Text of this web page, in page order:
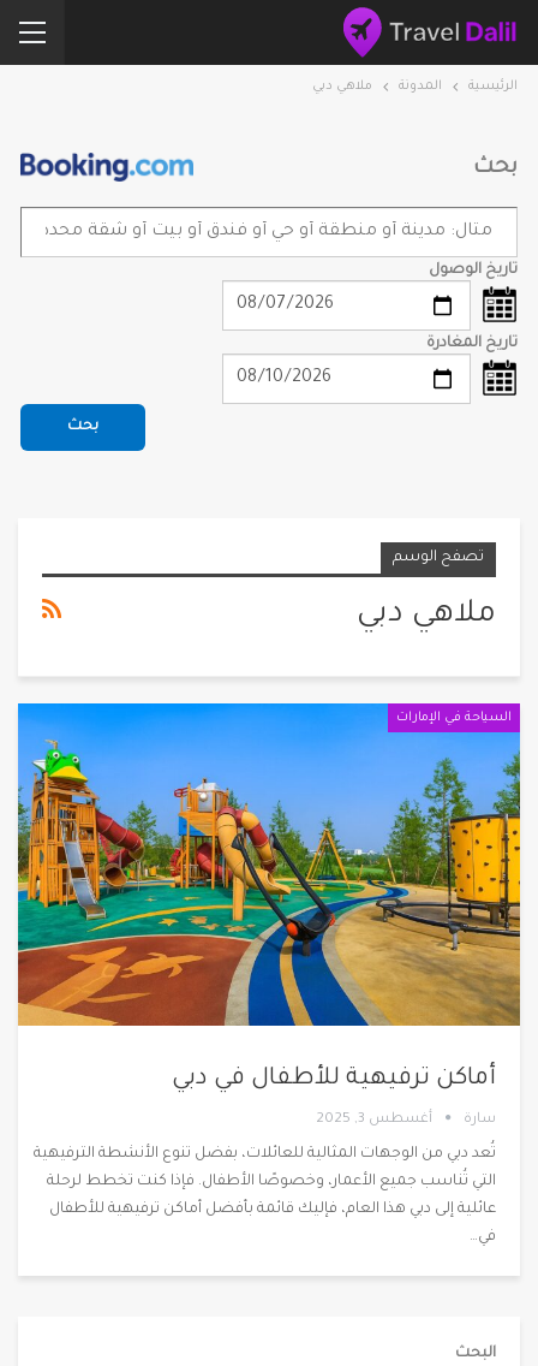
الرئيسية المدونة ملاهي دبي
بحث
تاريخ الوصول
تاريخ المغادرة
بحث
تصفح الوسم
ملاهي دبي
السياحة في الإمارات
أماكن ترفيهية للأطفال في دبي
سارة أغسطس 3, 2025
تُعد دبي من الوجهات المثالية للعائلات، بفضل تنوع الأنشطة الترفيهية
التي تُناسب جميع الأعمار، وخصوصًا الأطفال. فإذا كنت تخطط لرحلة
عائلية إلى دبي هذا العام، فإليك قائمة بأفضل أماكن ترفيهية للأطفال
في…
البحث